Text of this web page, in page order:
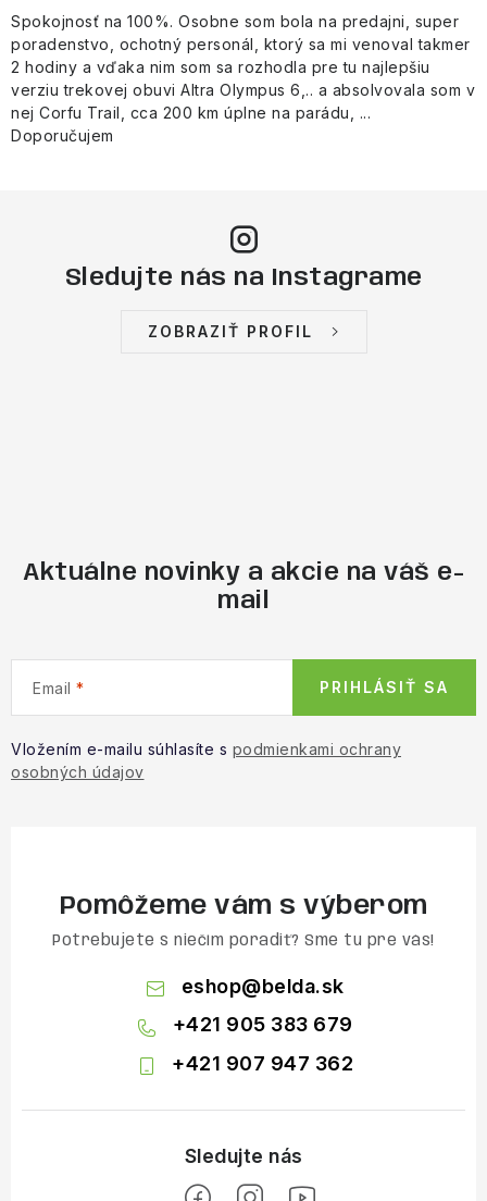
Spokojnosť na 100%. Osobne som bola na predajni, super
poradenstvo, ochotný personál, ktorý sa mi venoval takmer
2 hodiny a vďaka nim som sa rozhodla pre tu najlepšiu
verziu trekovej obuvi Altra Olympus 6,.. a absolvovala som v
nej Corfu Trail, cca 200 km úplne na parádu, ...
Doporučujem
Sledujte nás na Instagrame
ZOBRAZIŤ PROFIL
Aktuálne novinky a akcie na váš e-
mail
Email
Vložením e-mailu súhlasíte s podmienkami ochrany
osobných údajov
PRIHLÁSIŤ SA
Pomôžeme vám s výberom
Potrebujete s niečím poradiť? Sme tu pre vás!
eshop@belda.sk
+421 905 383 679
+421 907 947 362